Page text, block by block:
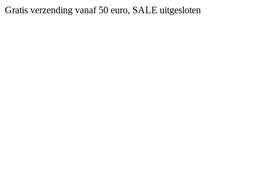
Gratis verzending vanaf 50 euro, SALE uitgesloten